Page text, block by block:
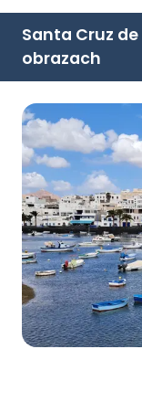
Santa Cruz
obrazach